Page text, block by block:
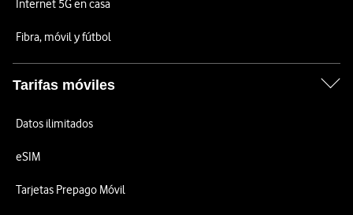
Internet 5G en casa
Fibra, móvil y fútbol
Tarifas móviles
Datos ilimitados
eSIM
Tarjetas Prepago Móvil